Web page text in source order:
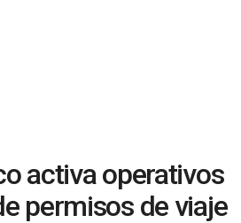
activa operativos
permisos de viaje